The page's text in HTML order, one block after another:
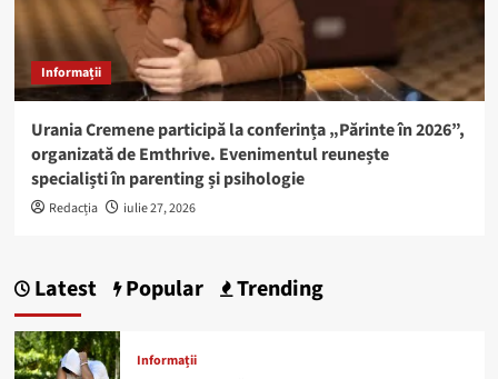
Informații
Urania Cremene participă la conferința „Părinte în 2026”,
organizată de Emthrive. Evenimentul reunește
specialiști în parenting și psihologie
Redacția iulie 27, 2026
Latest Popular Trending
Informații